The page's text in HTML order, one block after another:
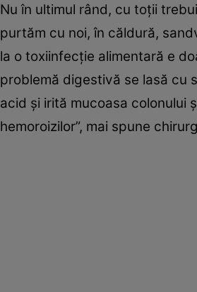
Nu în ultimul rând, cu toţii
purtăm cu noi, în căldură,
la o toxiinfecţie alimentară e
problemă digestivă se lasă cu
acid şi irită mucoasa colonului
hemoroizilor”, mai spune